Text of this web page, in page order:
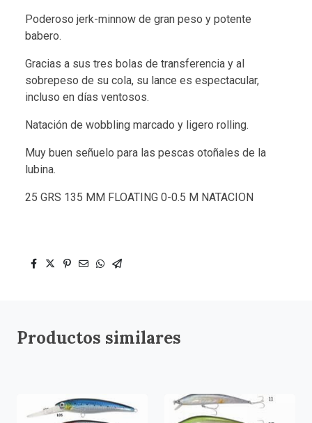
Poderoso jerk-minnow de gran peso y potente
babero.
Gracias a sus tres bolas de transferencia y al
sobrepeso de su cola, su lance es espectacular,
incluso en días ventosos.
Natación de wobbling marcado y ligero rolling.
Muy buen señuelo para las pescas otoñales de la
lubina.
25 GRS 135 MM FLOATING 0-0.5 M NATACION
Productos similares